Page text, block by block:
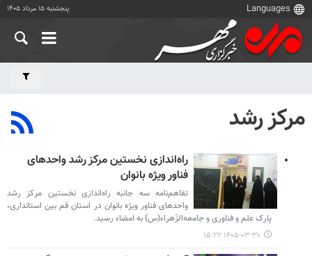
پنجشنبه ۱۵ مرداد ۱۴۰۵
مرکز رشد
راه‌اندازی نخستین مرکز رشد واحدهای
فناور ویژه بانوان
تفاهم‌نامه سه جانبه راه‌اندازی نخستین مرکز رشد
واحدهای فناور ویژه بانوان در استان قم بین استانداری،
پارک علم و فناوری و جامعه‌الزّهراء(س) به امضاء رسید.
۱۴۰۵-۰۳-۳۰ ۱۵:۲۲